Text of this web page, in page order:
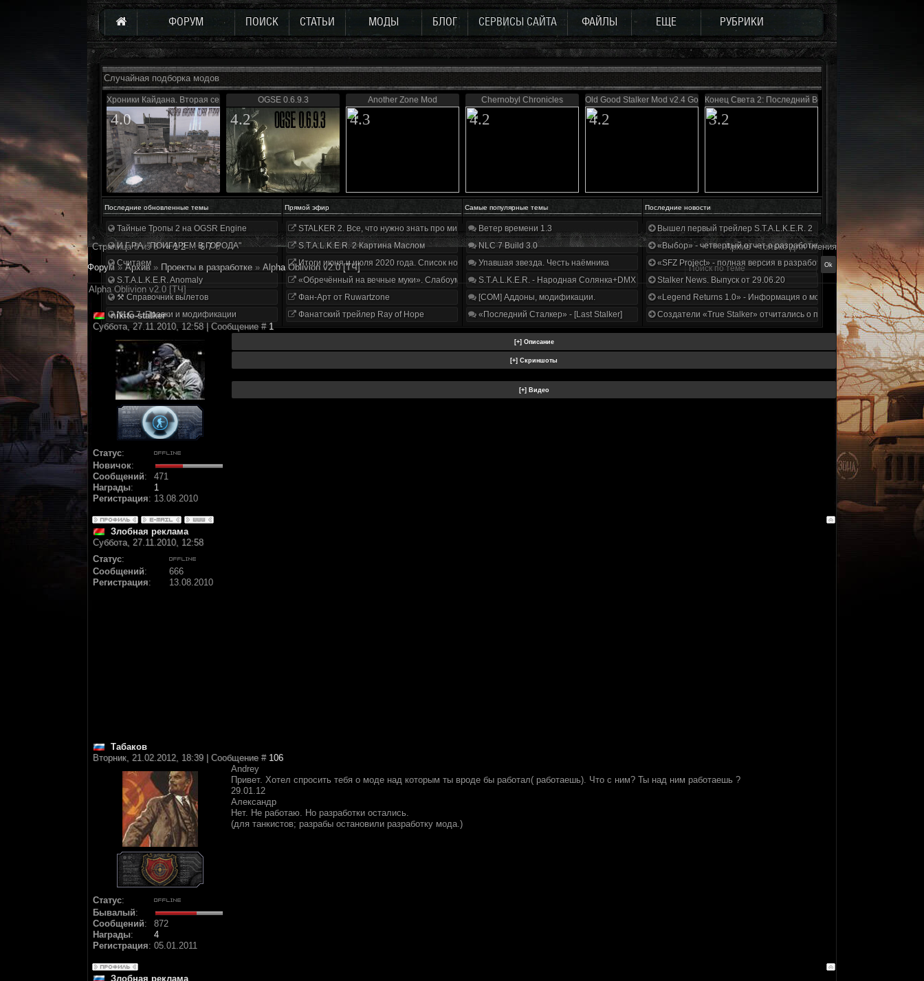
ФОРУМ ПОИСК СТАТЬИ МОДЫ БЛОГ СЕРВИСЫ САЙТА ФАЙЛЫ ЕЩЕ РУБРИКИ
Случайная подборка модов
Хроники Кайдана. Вторая серия
4.0
OGSE 0.6.9.3
4.2
Another Zone Mod
4.3
Chernobyl Chronicles
4.2
Old Good Stalker Mod v2.4 Gold
4.2
Конец Света 2: Последний Восход
3.2
Последние обновленные темы Прямой эфир Самые популярные темы Последние новости
Тайные Тропы 2 на OGSR Engine
И.Г.Р.А. "ПОИГАРЕМ В ГОРОДА"
Считаем
S.T.A.L.K.E.R. Anomaly
⚒ Справочник вылетов
NLC 7. Правки и модификации
STALKER 2. Все, что нужно знать про мир, геймплей и сюжет | Разбор трейлера
S.T.A.L.K.E.R. 2 Картина Маслом
Итоги июня и июля 2020 года. Список нововведений
«Обречённый на вечные муки». Слабоумие и отвага
Фан-Арт от Ruwartzone
Фанатский трейлер Ray of Hope
Ветер времени 1.3
NLC 7 Build 3.0
Упавшая звезда. Честь наёмника
S.T.A.L.K.E.R. - Народная Солянка+DMX 1.3.5.ООП.МА.К.
[COM] Аддоны, модификации.
«Последний Сталкер» - [Last Stalker]
Вышел первый трейлер S.T.A.L.K.E.R. 2
«Выбор» - четвертый отчет о разработке!
«SFZ Project» - полная версия в разработке!
Stalker News. Выпуск от 29.06.20
«Legend Returns 1.0» - Информация о моде за июнь 2020
Создатели «True Stalker» отчитались о проделанной работе
Страница8из8 « 1 2 … 6 7 8
Архив - только для чтения
Форум » Архив » Проекты в разработке » Alpha Oblivion v2.0 [ТЧ]
Alpha Oblivion v2.0 [ТЧ]
nikito-stalker
Суббота, 27.11.2010, 12:58 | Сообщение #1
Статус:
Новичок:
Сообщений:
471
Награды:
1
Регистрация: 13.08.2010
Злобная реклама
Суббота, 27.11.2010, 12:58
Статус:
Сообщений:
666
Регистрация: 13.08.2010
Табаков
Вторник, 21.02.2012, 18:39 | Сообщение # 106
Статус:
Бывалый:
Сообщений:
872
Награды:
4
Регистрация: 05.01.2011
Andrey
Привет. Хотел спросить тебя о моде над которым ты вроде бы работал( работаешь). Что с ним? Ты над ним работаешь ?
29.01.12
Александр
Нет. Не работаю. Но разработки остались.
(для танкистов; разрабы остановили разработку мода.)
Злобная реклама